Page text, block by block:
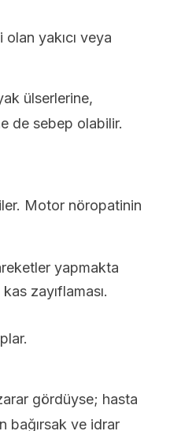
yakıcı veya
ülserlerine,
de sebep olabilir.
Motor nöropatinin
yapmakta
zayıflaması.
gördüyse; hasta
bağırsak ve idrar